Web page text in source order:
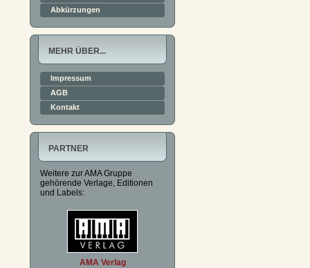
Abkürzungen
MEHR ÜBER...
Impressum
AGB
Kontakt
PARTNER
Weitere zur AMA Gruppe
gehörende Verlage, Editionen
und Labels:
AMA Verlag